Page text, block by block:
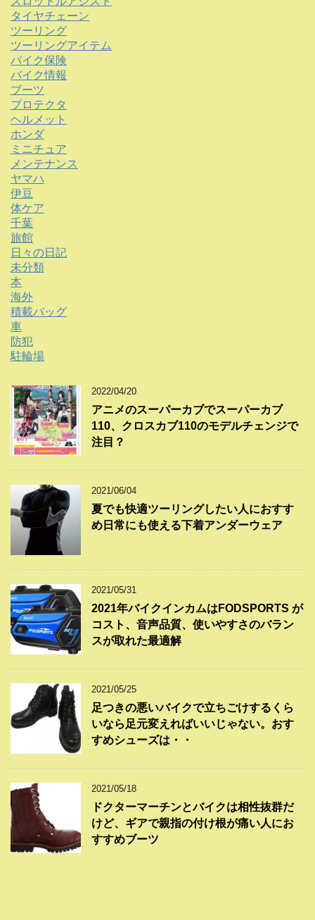
タイヤチェーン
ツーリング
ツーリングアイテム
バイク保険
バイク情報
ブーツ
プロテクタ
ヘルメット
ホンダ
ミニチュア
メンテナンス
ヤマハ
伊豆
体ケア
千葉
旅館
日々の日記
未分類
本
海外
積載バッグ
車
防犯
駐輪場
2022/04/20
アニメのスーパーカブでスーパーカブ
110、クロスカブ110のモデルチェンジで
注目？
2021/06/04
夏でも快適ツーリングしたい人におすす
め日常にも使える下着アンダーウェア
2021/05/31
2021年バイクインカムはFODSPORTS が
コスト、音声品質、使いやすさのバラン
スが取れた最適解
2021/05/25
足つきの悪いバイクで立ちごけするくら
いなら足元変えればいいじゃない。おす
すめシューズは・・
2021/05/18
ドクターマーチンとバイクは相性抜群だ
けど、ギアで親指の付け根が痛い人にお
すすめブーツ